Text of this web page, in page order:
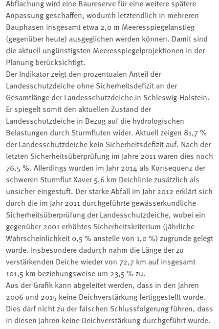
Abflachung wird eine Baureserve für eine weitere spätere
Anpassung geschaffen, wodurch letztendlich in mehreren
Bauphasen insgesamt etwa 2,0 m Meeresspiegelanstieg
(gegenüber heute) ausgeglichen werden können. Damit sind
die aktuell ungünstigsten Meeresspiegelprojektionen in der
Planung berücksichtigt.
Der Indikator zeigt den prozentualen Anteil der
Landesschutzdeiche ohne Sicherheitsdefizit an der
Gesamtlänge der Landesschutzdeiche in Schleswig-Holstein.
Er spiegelt somit den aktuellen Zustand der
Landesschutzdeiche in Bezug auf die hydrologischen
Belastungen durch Sturmfluten wider. Aktuell zeigen 81,7 %
der Landesschutzdeiche kein Sicherheitsdefizit auf. Nach der
letzten Sicherheitsüberprüfung im Jahre 2011 waren dies noch
76,5 %. Allerdings wurden im Jahr 2014 als Konsequenz der
schweren Sturmflut Xaver 5,6 km Deichlinie zusätzlich als
unsicher eingestuft. Der starke Abfall im Jahr 2012 erklärt sich
durch die im Jahr 2011 durchgeführte gewässerkundliche
Sicherheitsüberprüfung der Landesschutzdeiche, wobei ein
gegenüber 2001 erhöhtes Sicherheitskriterium (jährliche
Wahrscheinlichkeit 0,5 % anstelle von 1,0 %) zugrunde gelegt
wurde. Insbesondere dadurch nahm die Länge der zu
verstärkenden Deiche wieder von 72,7 km auf insgesamt
101,5 km beziehungsweise um 23,5 % zu.
Aus der Grafik kann abgeleitet werden, dass in den Jahren
2006 und 2015 keine Deichverstärkung fertiggestellt wurde.
Dies darf nicht zu der falschen Schlussfolgerung führen, dass
in diesen Jahren keine Deichverstärkung durchgeführt wurde.